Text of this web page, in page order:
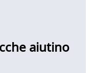
aiutino